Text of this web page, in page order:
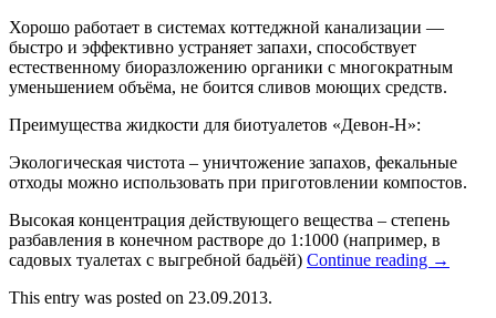
Хорошо работает в системах коттеджной канализации —
быстро и эффективно устраняет запахи, способствует
естественному биоразложению органики с многократным
уменьшением объёма, не боится сливов моющих средств.
Преимущества жидкости для биотуалетов «Девон-Н»:
Экологическая чистота – уничтожение запахов, фекальные
отходы можно использовать при приготовлении компостов.
Высокая концентрация действующего вещества – степень
разбавления в конечном растворе до 1:1000 (например, в
садовых туалетах с выгребной бадьёй) Continue reading →
This entry was posted on 23.09.2013.